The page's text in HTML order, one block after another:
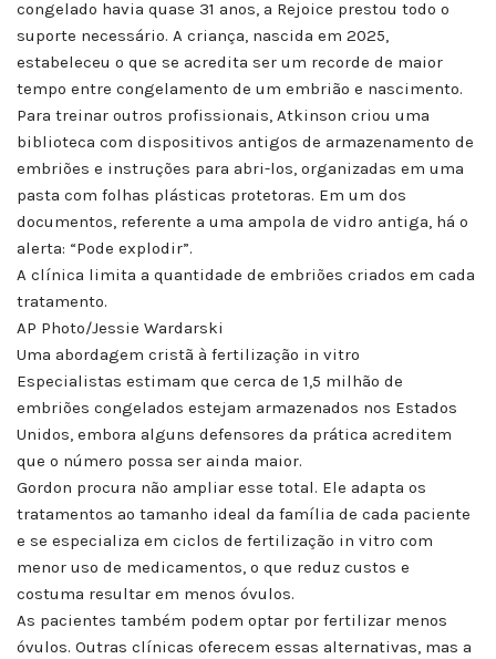
congelado havia quase 31 anos, a Rejoice prestou todo o
suporte necessário. A criança, nascida em 2025,
estabeleceu o que se acredita ser um recorde de maior
tempo entre congelamento de um embrião e nascimento.
Para treinar outros profissionais, Atkinson criou uma
biblioteca com dispositivos antigos de armazenamento de
embriões e instruções para abri-los, organizadas em uma
pasta com folhas plásticas protetoras. Em um dos
documentos, referente a uma ampola de vidro antiga, há o
alerta: “Pode explodir”.
A clínica limita a quantidade de embriões criados em cada
tratamento.
AP Photo/Jessie Wardarski
Uma abordagem cristã à fertilização in vitro
Especialistas estimam que cerca de 1,5 milhão de
embriões congelados estejam armazenados nos Estados
Unidos, embora alguns defensores da prática acreditem
que o número possa ser ainda maior.
Gordon procura não ampliar esse total. Ele adapta os
tratamentos ao tamanho ideal da família de cada paciente
e se especializa em ciclos de fertilização in vitro com
menor uso de medicamentos, o que reduz custos e
costuma resultar em menos óvulos.
As pacientes também podem optar por fertilizar menos
óvulos. Outras clínicas oferecem essas alternativas, mas a